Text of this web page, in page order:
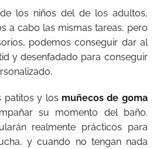
los niños del de los adultos,
a cabo las mismas tareas, pero
podemos conseguir dar al
y desenfadado para conseguir
patitos y los muñecos de goma
su momento del baño.
realmente prácticos para
y cuando no tengan nada